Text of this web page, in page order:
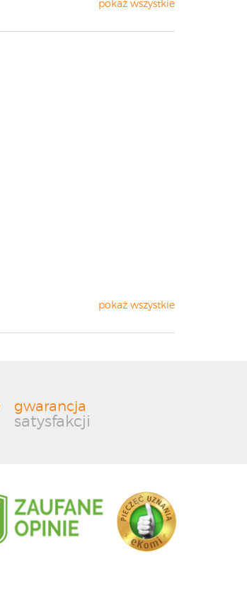
pokaż wszystkie
pokaż wszystkie
gwarancja
satysfakcji